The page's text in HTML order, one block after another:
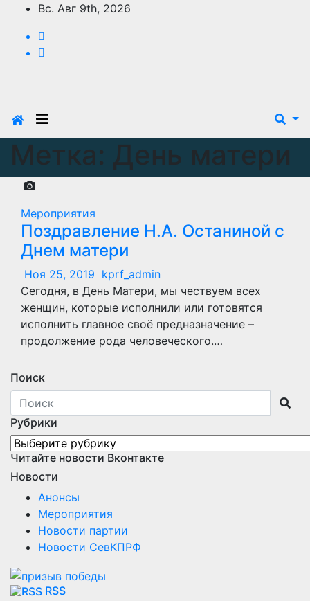
Перейти
содержимому
Вс. Авг 9th, 2026
Метка: День матери
Мероприятия
Поздравление Н.А. Останиной с
Днем матери
Ноя 25, 2019 kprf_admin
Сегодня, в День Матери, мы чествуем всех
женщин, которые исполнили или готовятся
исполнить главное своё предназначение –
продолжение рода человеческого.…
Поиск
Рубрики
Рубрики
Читайте новости Вконтакте
Новости
Анонсы
Мероприятия
Новости партии
Новости СевКПРФ
RSS